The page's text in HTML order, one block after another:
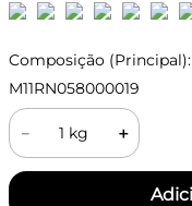
Composição (Principal):
M11RN058000019
＋
－